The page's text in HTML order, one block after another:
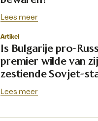
Lees meer
Artikel
Is Bulgarije pro-
premier wilde van
zestiende Sovjet-
Lees meer